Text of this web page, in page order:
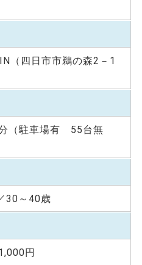
（四日市市鵜の森2－1
（駐車場有 55台無
30～40歳
円